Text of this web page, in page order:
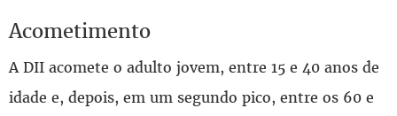
Acometimento
A DII acomete o adulto jovem, entre 15 e 40 anos de
idade e, depois, em um segundo pico, entre os 60 e